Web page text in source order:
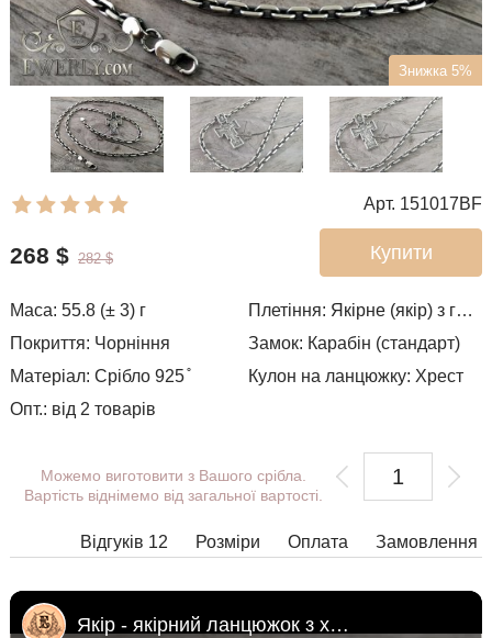
Знижка 5%
Арт. 151017BF
Купити
268 $ 282 $
Маса: 55.8 (± 3) г Плетіння: Якірне (якір) з гранями
Покриття: Чорніння
Замок: Карабін (стандарт)
Матеріал: Срібло 925 ̊
Кулон на ланцюжку: Хрест
Опт.: від 2 товарів
Можемо виготовити з Вашого срібла.
Вартість віднімемо від загальної вартості.
Відгуків 12 Замовлення
Оплата
Розміри
Якір - якірний ланцюжок з хрестом